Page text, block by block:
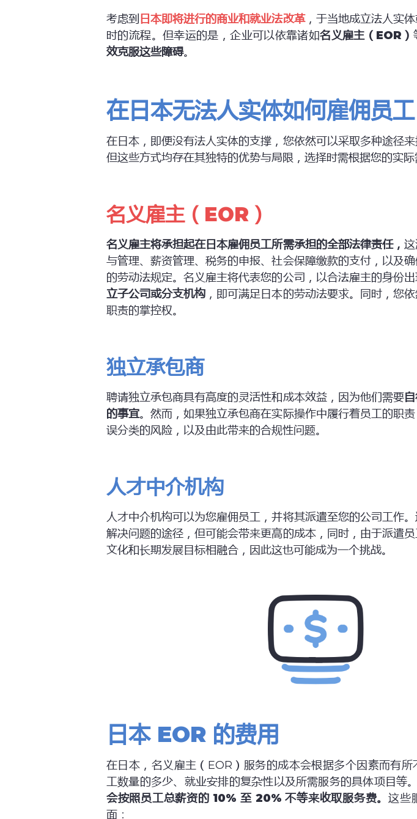
考虑到 日本即将进行的商业和就业法改革，于当地成立法人实
时的流程。但幸运的是，企业可以依靠诸如名义雇主（EOR）
效克服这些障碍。
在日本无法人实体如何雇佣员工
在日本，即便没有法人实体的支撑，您依然可以采取多种途径来
但这些方式均存在其独特的优势与局限，选择时需根据您的实际
名义雇主（EOR）
名义雇主将承担起在日本雇佣员工所需承担的全部法律责任，
与管理、薪资管理、税务的申报、社会保障缴款的支付，以及
的劳动法规定。名义雇主将代表您的公司，以合法雇主的身份
立子公司或分支机构 ，即可满足日本的劳动法要求。同时，您
职责的掌控权。
独立承包商
聘请独立承包商具有高度的灵活性和成本效益，因为他们需要
的事宜。然而，如果独立承包商在实际操作中履行着员工的职
误分类的风险，以及由此带来的合规性问题。
人才中介机构
人才中介机构可以为您雇佣员工，并将其派遣至您的公司工作
解决问题的途径，但可能会带来更高的成本，同时，由于派遣
文化和长期发展目标相融合，因此这也可能成为一个挑战。
日本EOR 的费用
在日本，名义雇主（EOR）服务的成本会根据多个因素而有所
工数量的多少、就业安排的复杂性以及所需服务的具体项目等
会按照员工总薪资的 10% 至 20% 不等来收取服务费。这些
面：